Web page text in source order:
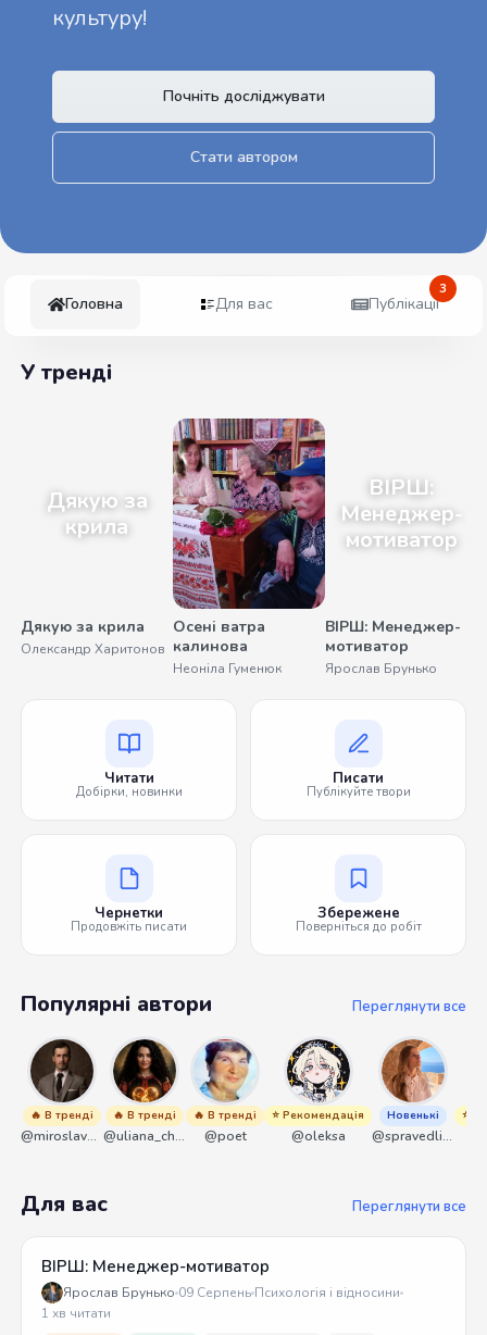
культуру!
Почніть досліджувати
Стати автором
Головна Для вас Публікації
3
У тренді
Дякую за
крила
Дякую за крила
Олександр Харитонов
Осені ватра
калинова
Неоніла Гуменюк
ВІРШ:
Менеджер-
мотиватор
ВІРШ: Менеджер-
мотиватор
Ярослав Брунько
Читати
Добірки, новинки
Писати
Публікуйте твори
Чернетки
Продовжіть писати
Збережене
Поверніться до робіт
Популярні автори Переглянути все
🔥 В тренді
@miroslavmaniyk
🔥 В тренді
@uliana_chernenko
🔥 В тренді
@poet
⭐ Рекомендація
@oleksa
Новенькі
@spravedliwa
⭐
Для вас Переглянути все
ВІРШ: Менеджер-мотиватор
Ярослав Брунько 09 Серпень Психологія і відносини
1 хв читати